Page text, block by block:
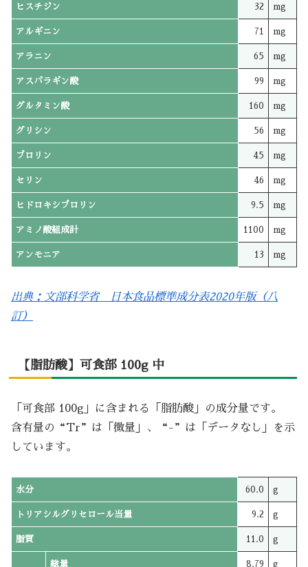
ヒスチジン 32 mg
アルギニン 71 mg
アラニン 65 mg
アスパラギン酸 99 mg
グルタミン酸 160 mg
グリシン 56 mg
プロリン 45 mg
セリン 46 mg
ヒドロキシプロリン 9.5 mg
アミノ酸組成計 1100 mg
アンモニア 13 mg
出典：文部科学省 日本食品標準成分表2020年版（八
訂）
【脂肪酸】可食部 100g 中
「可食部 100g」に含まれる「脂肪酸」の成分量です。
含有量の“Tr”は「微量」、“-”は「データなし」を示
しています。
水分 60.0 g
トリアシルグリセロール当量 9.2 g
脂質 11.0 g
総量 8.79 g